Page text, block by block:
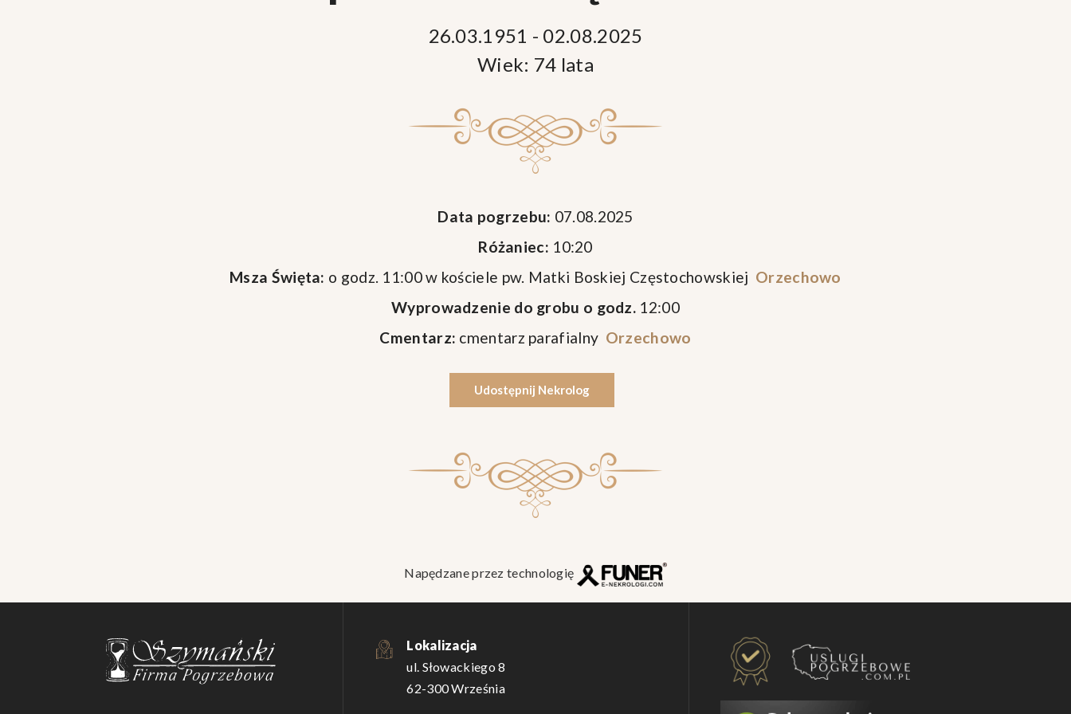
26.03.1951 - 02.08.2025
Wiek: 74 lata
Data pogrzebu: 07.08.2025
Różaniec: 10:20
Msza Święta: o godz. 11:00 w kościele pw. Matki Boskiej Częstochowskiej Orzechowo
Wyprowadzenie do grobu o godz. 12:00
Cmentarz: cmentarz parafialny Orzechowo
Udostępnij Nekrolog
Napędzane przez technologię
Lokalizacja
ul. Słowackiego 8
62-300 Września